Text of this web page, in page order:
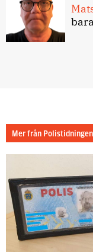
Mer från Polistidningen